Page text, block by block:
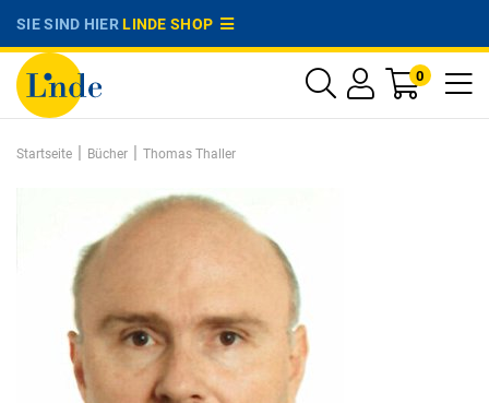
SIE SIND HIERLINDE SHOP
0
Startseite | Bücher | Thomas Thaller